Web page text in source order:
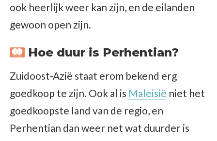
ook heerlijk weer kan zijn, en de eilanden
gewoon open zijn.
Hoe duur is Perhentian?
Zuidoost-Azië staat erom bekend erg
goedkoop te zijn. Ook al is Maleisië niet het
goedkoopste land van de regio, en
Perhentian dan weer net wat duurder is